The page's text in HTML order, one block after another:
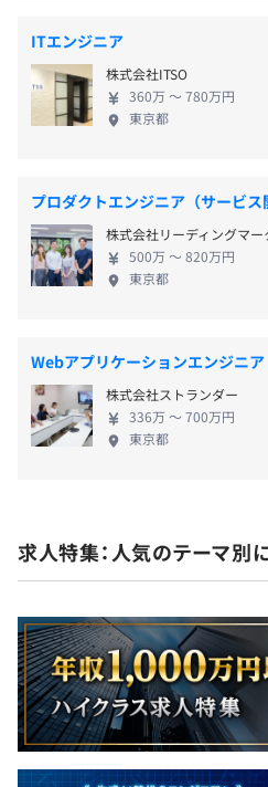
必要に応じて貸与。
または、条件が合えばBYODが
オブジェクト指向、アジャイ
開発、コーディング規約あり
Docker、AWS
エンジニアはフルリモートで
実績あるメンバーが日々勉強
スの開発に取り組んでいます。
通勤手当
育児サービス費用補助
スポーツクラブ利用補助
マッサージ利用補助
資格取得制度
賞与あり（年2回／6月・12月）
年2回
無期雇用
試用期間は6ヶ月
ITエンジニア
株式会社ITSO
360万 〜 780万円
東京都
プロダクトエンジニア（サービス
株式会社リーディングマー
500万 〜 820万円
東京都
Webアプリケーションエンジニア
株式会社ストランダー
336万 〜 700万円
東京都
求人特集：人気のテーマ別